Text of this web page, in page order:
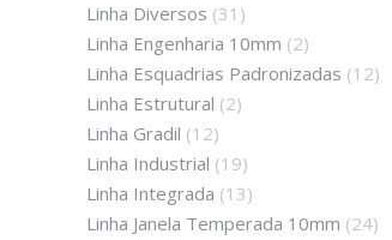
Linha Diversos (31)
Linha Engenharia 10mm (2)
Linha Esquadrias Padronizadas (12)
Linha Estrutural (2)
Linha Gradil (12)
Linha Industrial (19)
Linha Integrada (13)
Linha Janela Temperada 10mm (24)